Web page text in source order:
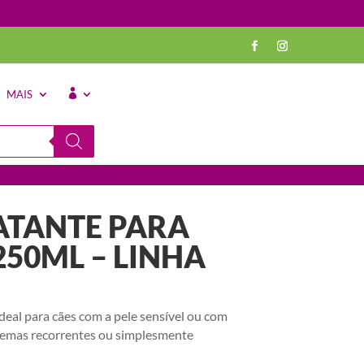
MAIS ⠀
PARA
– LINHA
para cães com a pele sensível ou com
recorrentes ou simplesmente